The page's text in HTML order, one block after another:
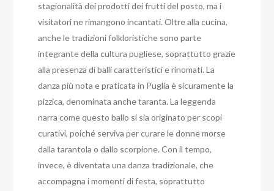
stagionalità dei prodotti dei frutti del posto, ma i
visitatori ne rimangono incantati. Oltre alla cucina,
anche le tradizioni folkloristiche sono parte
integrante della cultura pugliese, soprattutto grazie
alla presenza di balli caratteristici e rinomati. La
danza più nota e praticata in Puglia è sicuramente la
pizzica, denominata anche taranta. La leggenda
narra come questo ballo si sia originato per scopi
curativi, poiché serviva per curare le donne morse
dalla tarantola o dallo scorpione. Con il tempo,
invece, è diventata una danza tradizionale, che
accompagna i momenti di festa, soprattutto